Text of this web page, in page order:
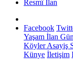
Resmî İlan
Facebook
Yaşam İlan
KöylerAsayiş
Künye İletişim